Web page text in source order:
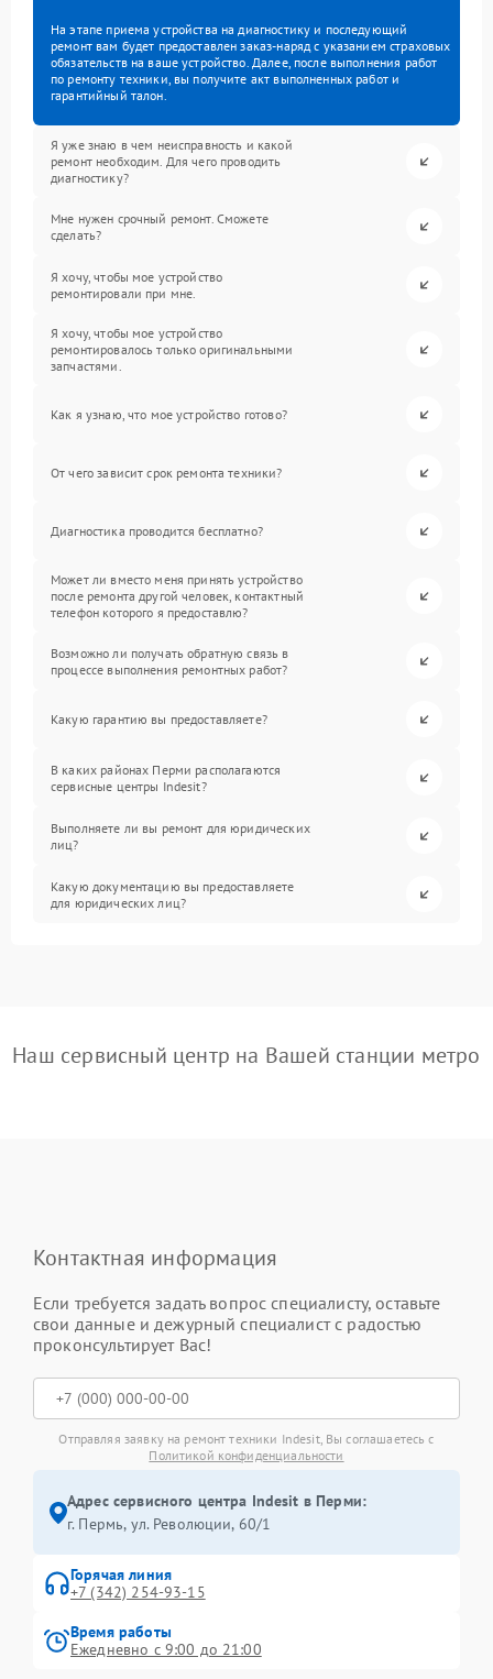
На этапе приема устройства на диагностику и последующий
ремонт вам будет предоставлен заказ-наряд с указанием страховых
обязательств на ваше устройство. Далее, после выполнения работ
по ремонту техники, вы получите акт выполненных работ и
гарантийный талон.
Я уже знаю в чем неисправность и какой
ремонт необходим. Для чего проводить
диагностику?
Мне нужен срочный ремонт. Сможете
сделать?
Я хочу, чтобы мое устройство
ремонтировали при мне.
Я хочу, чтобы мое устройство
ремонтировалось только оригинальными
запчастями.
Как я узнаю, что мое устройство готово?
От чего зависит срок ремонта техники?
Диагностика проводится бесплатно?
Может ли вместо меня принять устройство
после ремонта другой человек, контактный
телефон которого я предоставлю?
Возможно ли получать обратную связь в
процессе выполнения ремонтных работ?
Какую гарантию вы предоставляете?
В каких районах Перми располагаются
сервисные центры Indesit?
Выполняете ли вы ремонт для юридических
лиц?
Какую документацию вы предоставляете
для юридических лиц?
Наш сервисный центр на Вашей станции метро
Контактная информация
Если требуется задать вопрос специалисту, оставьте
свои данные и дежурный специалист с радостью
проконсультирует Вас!
Отправляя заявку на ремонт техники Indesit, Вы соглашаетесь с
Политикой конфиденциальности
Адрес сервисного центра Indesit в Перми:
г. Пермь, ул. ​Революции, 60/1
Горячая линия
+7 (342) 254-93-15
Время работы
Ежедневно с 9:00 до 21:00